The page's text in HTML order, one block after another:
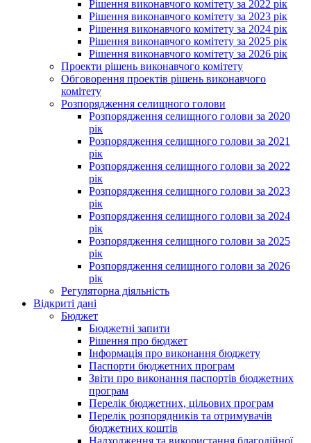
Рішення виконавчого комітету за 2022 рік
Рішення виконавчого комітету за 2023 рік
Рішення виконавчого комітету за 2024 рік
Рішення виконавчого комітету за 2025 рік
Рішення виконавчого комітету за 2026 рік
Проекти рішень виконавчого комітету
Обговорення проектів рішень виконавчого
комітету
Розпорядження селищного голови
Розпорядження селищного голови за 2020
рік
Розпорядження селищного голови за 2021
рік
Розпорядження селищного голови за 2022
рік
Розпорядження селищного голови за 2023
рік
Розпорядження селищного голови за 2024
рік
Розпорядження селищного голови за 2025
рік
Розпорядження селищного голови за 2026
рік
Регуляторна діяльність
Відкриті дані
Бюджет
Бюджетні запити
Рішення про бюджет
Інформація про виконання бюджету
Паспорти бюджетних програм
Звіти про виконання паспортів бюджетних
програм
Перелік бюджетних, цільових програм
Перелік розпорядників та отримувачів
бюджетних коштів
Надходження та використання благодійної